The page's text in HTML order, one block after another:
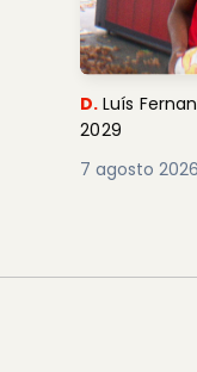
D. Luís
2029
7 agosto 2026